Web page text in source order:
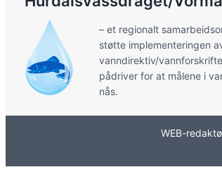
– et regionalt
støtte implementeringen
vanndirektiv/
pådriver for at målene i
nås.
WEB-